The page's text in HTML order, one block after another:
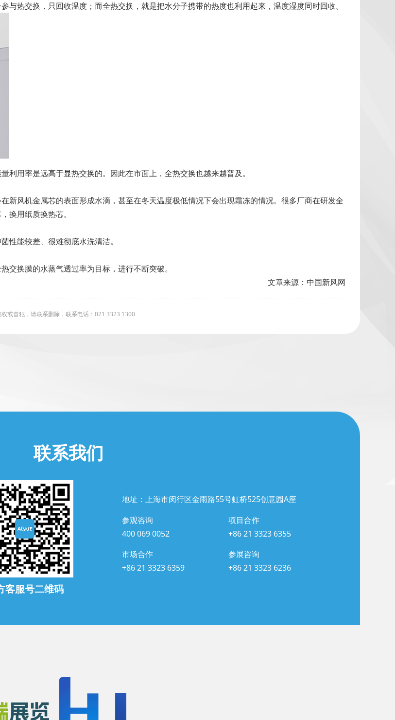
与热交换，只回收温度；而全热交换，就是把水分子携带的热度也利用起来，温度湿度同时回收。
用率是远高于显热交换的。因此在市面上，全热交换也越来越普及。
新风机金属芯的表面形成水滴，甚至在冬天温度极低情况下会出现霜冻的情况。很多厂商在研发全
换用纸质换热芯。
性能较差、很难彻底水洗清洁。
交换膜的水蒸气透过率为目标，进行不断突破。
文章来源：中国新风网
或冒犯，请联系删除，联系电话：021 3323 1300
联系我们
客服号二维码
地址：上海市闵行区金雨路55号虹桥525创意园A座
参观咨询
400 069 0052
项目合作
+86 21 3323 6355
市场合作
+86 21 3323 6359
参展咨询
+86 21 3323 6236